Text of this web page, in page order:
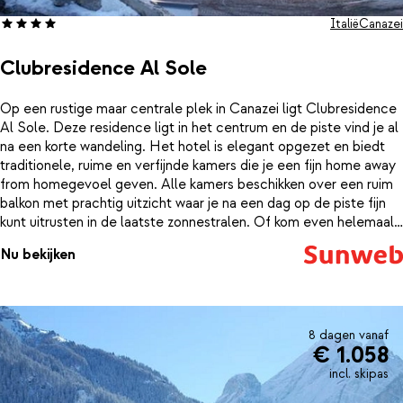
Clubresidence Al Sole
ItaliëCanazei
Op een rustige maar centrale plek in Canazei ligt Clubresidence
Al Sole. Deze residence ligt in het centrum en de piste vind je al
na een korte wandeling. Het hotel is elegant opgezet en biedt
traditionele, ruime en verfijnde kamers die je een fijn home away
from homegevoel geven. Alle kamers beschikken over een ruim
balkon met prachtig uitzicht waar je na een dag op de piste fijn
kunt uitrusten in de laatste zonnestralen. Of kom even helemaal
tot jezelf in het binnenzwembad of stoombad. De luxe
appartementen hebben zelfs een eigen jacuzzi in de badkamer.
Nu bekijken
8 dagen vanaf
€ 1.058
incl. skipas